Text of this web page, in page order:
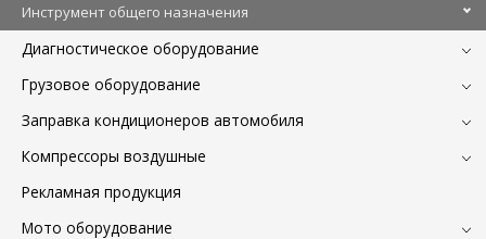
Инструмент общего назначения
Диагностическое оборудование
Грузовое оборудование
Заправка кондиционеров автомобиля
Компрессоры воздушные
Рекламная продукция
Мото оборудование